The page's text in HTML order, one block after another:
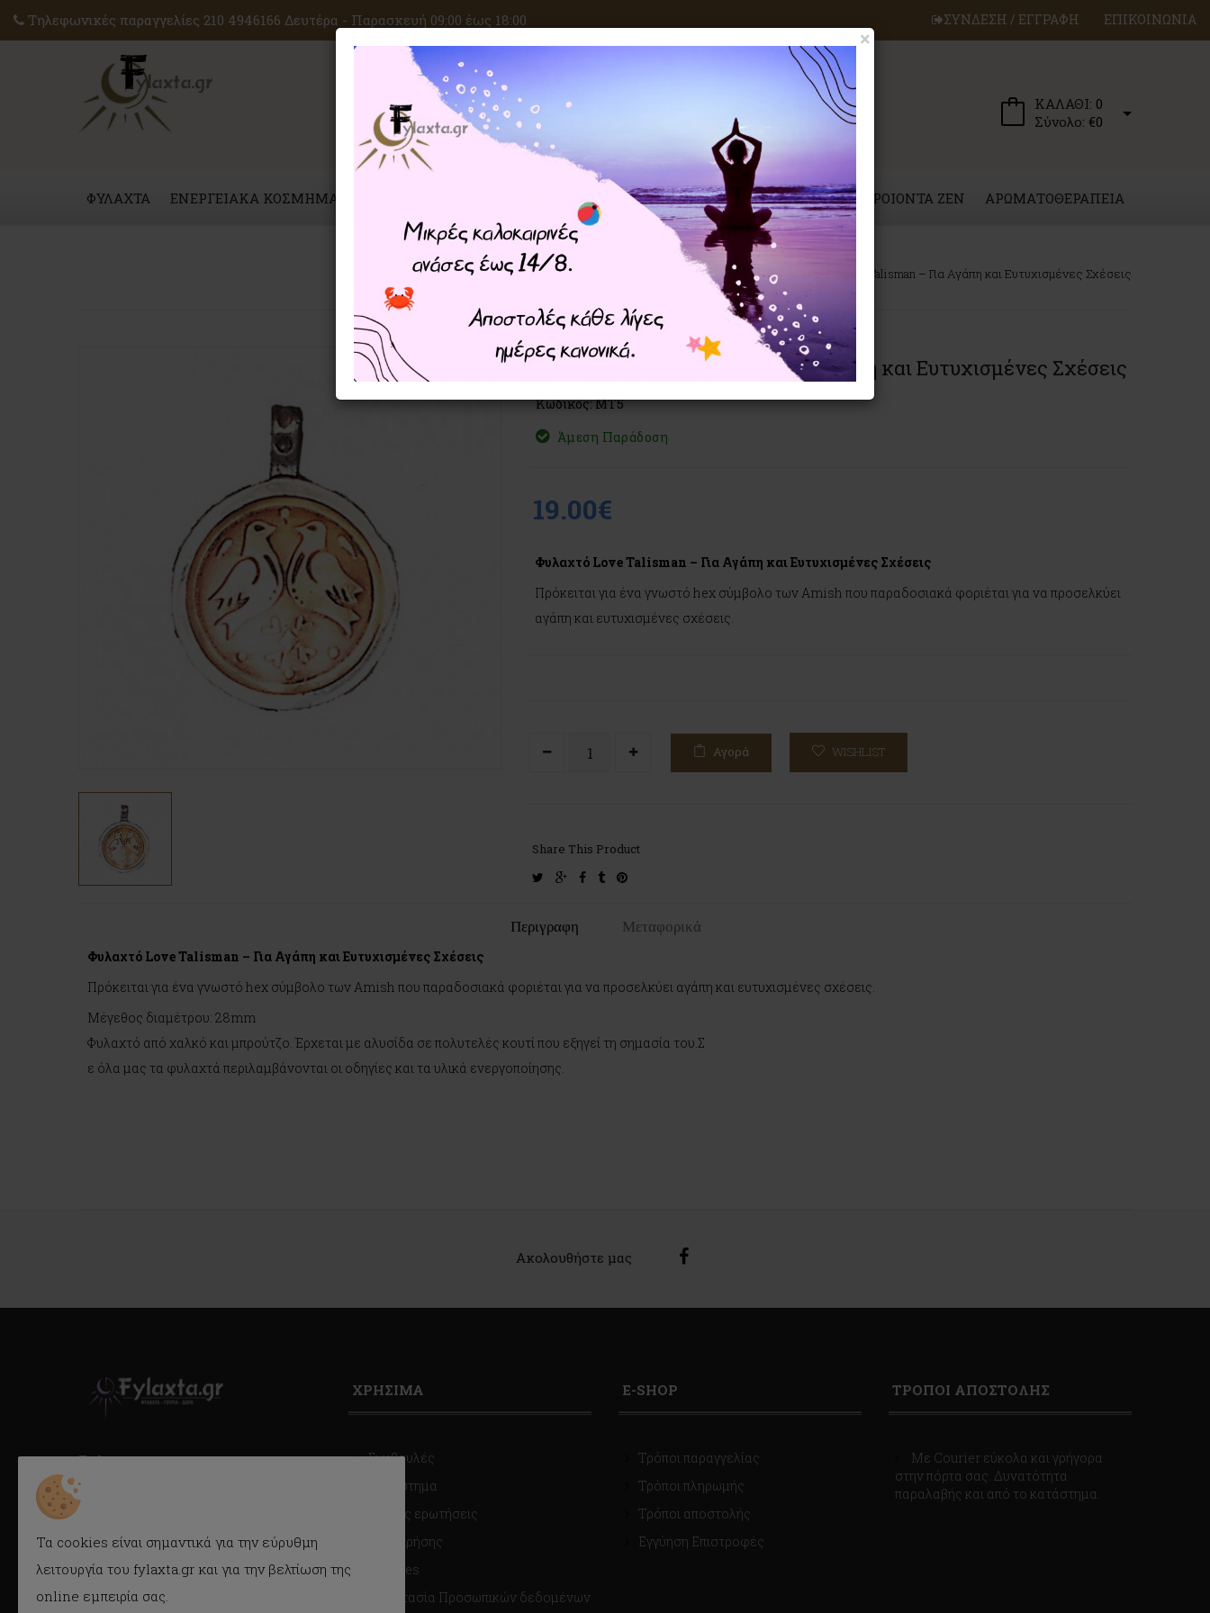
Τηλεφωνικές παραγγελίες 210 4946166 Δευτέρα - Παρασκευή 09:00 έως 18:00 ΣΥΝΔΕΣΗ / ΕΓΓΡΑΦΗ ΕΠΙΚΟΙΝΩΝΙΑ
ΚΑΛΑΘΙ: 0
Σύνολο: €0
ΦΥΛΑΧΤΑ ΕΝΕΡΓΕΙΑΚΑ ΚΟΣΜΗΜΑΤΑ ΚΡΥΣΤΑΛΛΟΘΕΡΑΠΕΙΑ ΜΑΓΙΚΑ ΣΥΝΕΡΓΑ ΠΡΟΙΟΝΤΑ ZEN ΑΡΩΜΑΤΟΘΕΡΑΠΕΙΑ
Home ΦΥΛΑΧΤΑ Ενεργειακά Φυλαχτά Φυλαχτό Love Talisman – Για Αγάπη και Ευτυχισμένες Σχέσεις
Φυλαχτό Love Talisman – Για Αγάπη και Ευτυχισμένες Σχέσεις
Κωδικός: MT5
Άμεση Παράδοση
19.00€
Φυλαχτό Love Talisman – Για Αγάπη και Ευτυχισμένες Σχέσεις
Πρόκειται για ένα γνωστό hex σύμβολο των Amish που παραδοσιακά φοριέται για να προσελκύει
αγάπη και ευτυχισμένες σχέσεις.
Αγορά WISHLIST
Share This Product
twittergoogle-facebook
tumblrpinterest
Περιγραφη
Μεταφορικά
Φυλαχτό Love Talisman – Για Αγάπη και Ευτυχισμένες Σχέσεις
Πρόκειται για ένα γνωστό hex σύμβολο των Amish που παραδοσιακά φοριέται για να προσελκύει αγάπη και ευτυχισμένες σχέσεις.
Μέγεθος διαμέτρου: 28mm
Φυλαχτό από χαλκό και μπρούτζο. Έρχεται με αλυσίδα σε πολυτελές κουτί που εξηγεί τη σημασία του.Σ
ε όλα μας τα φυλαχτά περιλαμβάνονται οι οδηγίες και τα υλικά ενεργοποίησης.
Ακολουθήστε μας
Fylaxta.gr
E-mail: info@fylaxta.gr
Τηλ./Fax: 2104941483
Κρέμου 116, Καλλιθέα, Αθήνα
ΧΡΗΣΙΜΑ
Συμβουλές
Κατάστημα
Συχνές ερωτήσεις
Όροι χρήσης
Cookies
Προστασία Προσωπικών δεδομένων
E-SHOP
Τρόποι παραγγελίας
Τρόποι πληρωμής
Τρόποι αποστολής
Εγγύηση Επιστροφές
ΤΡΟΠΟΙ ΑΠΟΣΤΟΛΗΣ
Με Courier εύκολα και γρήγορα
στην πόρτα σας. Δυνατότητα
παραλαβής και από το κατάστημα.
×
Τα cookies είναι σημαντικά για την εύρυθμη
λειτουργία του fylaxta.gr και για την βελτίωση της
online εμπειρία σας.